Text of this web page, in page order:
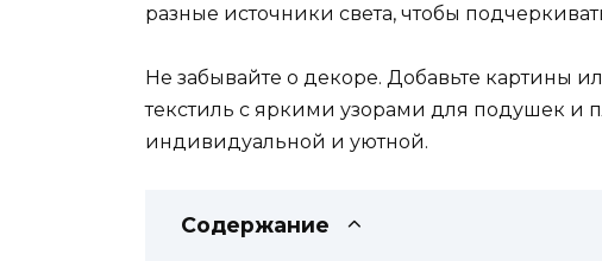
разные источники света, чтобы
Не забывайте о декоре. Добавьте картины
текстиль с яркими узорами для подушек и
индивидуальной и уютной.
Содержание